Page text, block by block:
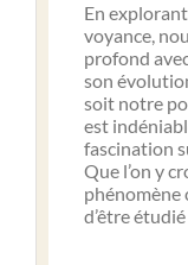
En
voyance,
profond
son
soit notre
est
fascination
Que l’on y
phénomène
d’être